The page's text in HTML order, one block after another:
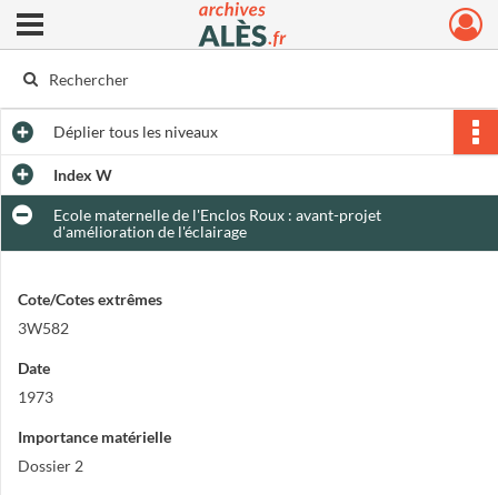
Archives municipales d'Alès
Ouvrir le menu déroulant
Dépliertous les niveaux
Index W
Ecole maternelle de l'Enclos Roux : avant-projet
d'amélioration de l'éclairage
Cote/Cotes extrêmes
3W582
Date
1973
Importance matérielle
Dossier 2